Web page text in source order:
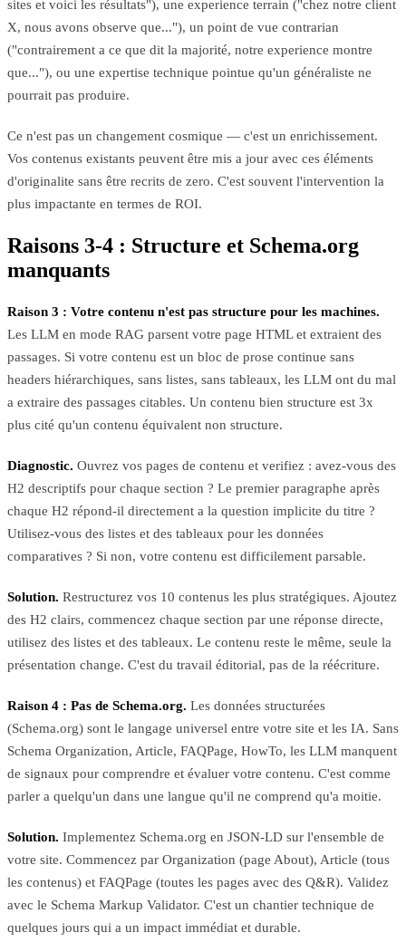
sites et voici les résultats"), une experience terrain ("chez notre client
X, nous avons observe que..."), un point de vue contrarian
("contrairement a ce que dit la majorité, notre experience montre
que..."), ou une expertise technique pointue qu'un généraliste ne
pourrait pas produire.
Ce n'est pas un changement cosmique — c'est un enrichissement.
Vos contenus existants peuvent être mis a jour avec ces éléments
d'originalite sans être recrits de zero. C'est souvent l'intervention la
plus impactante en termes de ROI.
Raisons 3-4 : Structure et Schema.org
manquants
Raison 3 : Votre contenu n'est pas structure pour les machines.
Les LLM en mode RAG parsent votre page HTML et extraient des
passages. Si votre contenu est un bloc de prose continue sans
headers hiérarchiques, sans listes, sans tableaux, les LLM ont du mal
a extraire des passages citables. Un contenu bien structure est 3x
plus cité qu'un contenu équivalent non structure.
Diagnostic. Ouvrez vos pages de contenu et verifiez : avez-vous des
H2 descriptifs pour chaque section ? Le premier paragraphe après
chaque H2 répond-il directement a la question implicite du titre ?
Utilisez-vous des listes et des tableaux pour les données
comparatives ? Si non, votre contenu est difficilement parsable.
Solution. Restructurez vos 10 contenus les plus stratégiques. Ajoutez
des H2 clairs, commencez chaque section par une réponse directe,
utilisez des listes et des tableaux. Le contenu reste le même, seule la
présentation change. C'est du travail éditorial, pas de la réécriture.
Raison 4 : Pas de Schema.org. Les données structurées
(Schema.org) sont le langage universel entre votre site et les IA. Sans
Schema Organization, Article, FAQPage, HowTo, les LLM manquent
de signaux pour comprendre et évaluer votre contenu. C'est comme
parler a quelqu'un dans une langue qu'il ne comprend qu'a moitie.
Solution. Implementez Schema.org en JSON-LD sur l'ensemble de
votre site. Commencez par Organization (page About), Article (tous
les contenus) et FAQPage (toutes les pages avec des Q&R). Validez
avec le Schema Markup Validator. C'est un chantier technique de
quelques jours qui a un impact immédiat et durable.